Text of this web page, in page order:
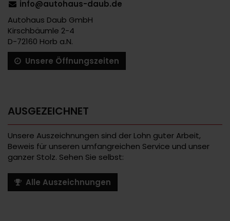
info@autohaus-daub.de
Autohaus Daub GmbH
Kirschbäumle 2-4
D-72160 Horb a.N.
Unsere Öffnungszeiten
AUSGEZEICHNET
Unsere Auszeichnungen sind der Lohn guter Arbeit,
Beweis für unseren umfangreichen Service und unser
ganzer Stolz. Sehen Sie selbst:
Alle Auszeichnungen